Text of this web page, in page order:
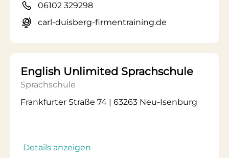
06102 329298
carl-duisberg-firmentraining.de
English Unlimited Sprachschule
Sprachschule
Frankfurter Straße 74 | 63263 Neu-Isenburg
Details anzeigen